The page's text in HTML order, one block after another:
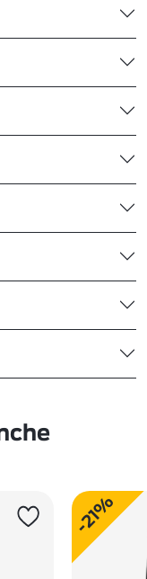
-21%